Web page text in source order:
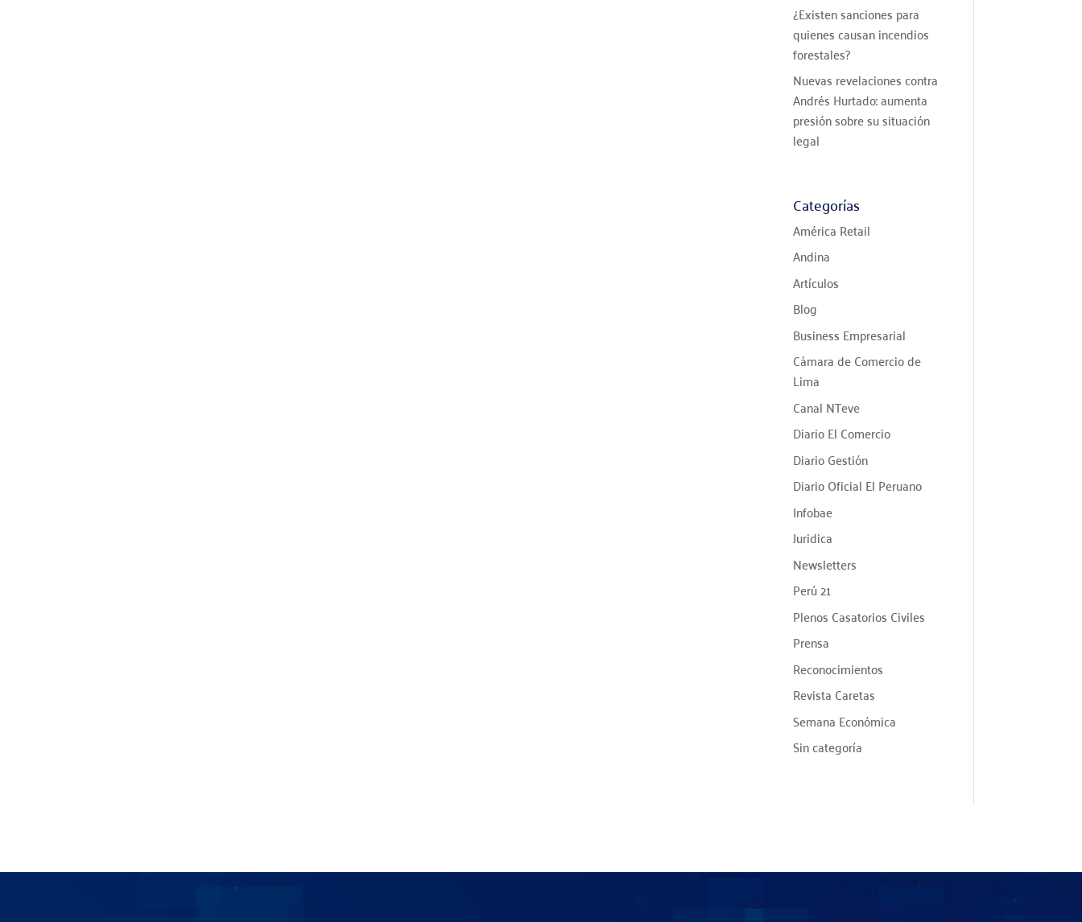
¿Existen sanciones para
quienes causan incendios
forestales?
Nuevas revelaciones contra
Andrés Hurtado: aumenta
presión sobre su situación
legal
Categorías
América Retail
Andina
Artículos
Blog
Business Empresarial
Cámara de Comercio de
Lima
Canal NTeve
Diario El Comercio
Diario Gestión
Diario Oficial El Peruano
Infobae
Juridica
Newsletters
Perú 21
Plenos Casatorios Civiles
Prensa
Reconocimientos
Revista Caretas
Semana Económica
Sin categoría